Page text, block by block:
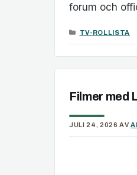
forum och
KATEGORIER
TV-ROLLISTA
Filmer med
JULI 24, 2026 AV